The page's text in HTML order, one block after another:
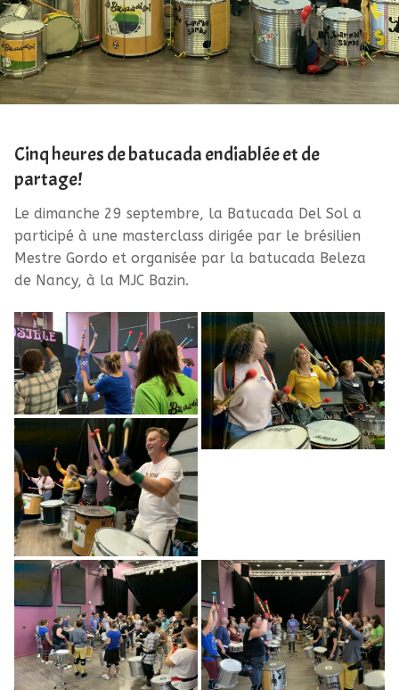
Cinq heures de batucada endiablée et de
partage!
Le dimanche 29 septembre, la Batucada Del Sol a
participé à une masterclass dirigée par le brésilien
Mestre Gordo et organisée par la batucada Beleza
de Nancy, à la MJC Bazin.